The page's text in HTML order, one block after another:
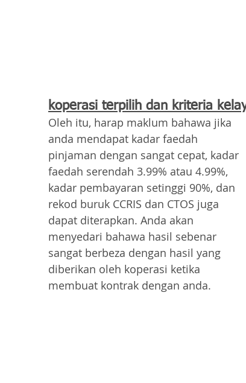
koperasi terpilih dan kriteria
Oleh itu, harap maklum bahawa jika
anda mendapat kadar faedah
pinjaman dengan sangat cepat, kadar
faedah serendah 3.99% atau 4.99%,
kadar pembayaran setinggi 90%, dan
rekod buruk CCRIS dan CTOS juga
dapat diterapkan. Anda akan
menyedari bahawa hasil sebenar
sangat berbeza dengan hasil yang
diberikan oleh koperasi ketika
membuat kontrak dengan anda.